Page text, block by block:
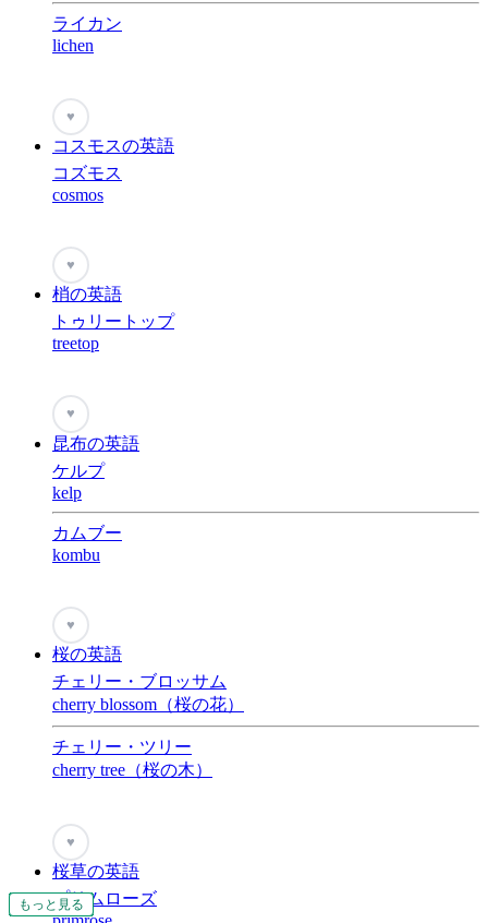
もっと見る
もっと見る
もっと見る
もっと見る
もっと見る
もっと見る
もっと見る
もっと見る
もっと見る
もっと見る
もっと見る
もっと見る
もっと見る
もっと見る
もっと見る
もっと見る
もっと見る
もっと見る
もっと見る
もっと見る
もっと見る
もっと見る
もっと見る
もっと見る
もっと見る
もっと見る
もっと見る
もっと見る
もっと見る
もっと見る
もっと見る
もっと見る
もっと見る
もっと見る
ライカン
lichen
もっと見る
♥
コスモスの英語
コズモス
cosmos
♥
梢の英語
トゥリートップ
treetop
もっと見る
♥
昆布の英語
ケルプ
kelp
カムブー
kombu
もっと見る
♥
桜の英語
チェリー・ブロッサム
cherry blossom（桜の花）
チェリー・ツリー
cherry tree（桜の木）
♥
桜草の英語
プリムローズ
もっと見る
もっと見る
もっと見る
もっと見る
もっと見る
もっと見る
もっと見る
もっと見る
もっと見る
もっと見る
もっと見る
もっと見る
もっと見る
もっと見る
もっと見る
もっと見る
もっと見る
もっと見る
もっと見る
もっと見る
もっと見る
もっと見る
もっと見る
もっと見る
もっと見る
もっと見る
もっと見る
もっと見る
もっと見る
もっと見る
もっと見る
もっと見る
もっと見る
もっと見る
もっと見る
もっと見る
もっと見る
もっと見る
もっと見る
もっと見る
もっと見る
もっと見る
もっと見る
もっと見る
もっと見る
もっと見る
もっと見る
もっと見る
もっと見る
もっと見る
もっと見る
もっと見る
もっと見る